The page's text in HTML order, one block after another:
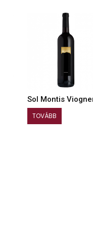
Sol Montis
TOVÁBB